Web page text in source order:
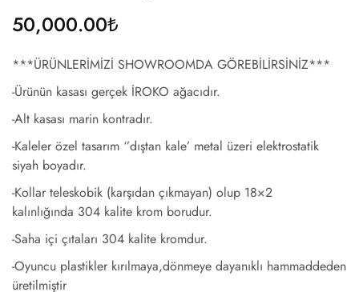
50,000.00₺
***ÜRÜNLERİMİZİ SHOWROOMDA GÖREBİLİRSİNİZ***
-Ürünün kasası gerçek İROKO ağacıdır.
-Alt kasası marin kontradır.
-Kaleler özel tasarım ‘’dıştan kale’ metal üzeri elektrostatik
siyah boyadır.
-Kollar teleskobik (karşıdan çıkmayan) olup 18×2
kalınlığında 304 kalite krom borudur.
-Saha içi çıtaları 304 kalite kromdur.
-Oyuncu plastikler kırılmaya,dönmeye dayanıklı hammaddeden
üretilmiştir